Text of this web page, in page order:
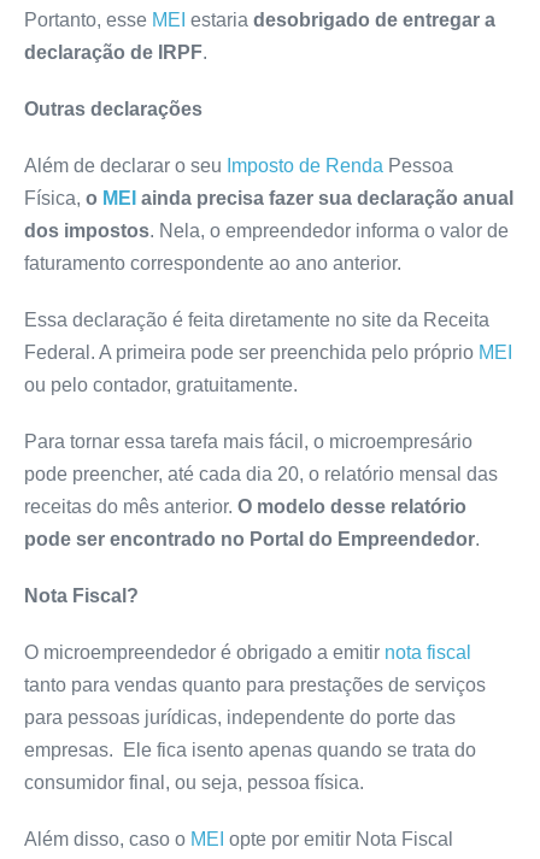
Portanto, esse MEI estaria desobrigado de entregar a
declaração de IRPF.
Outras declarações
Além de declarar o seu Imposto de Renda Pessoa
Física, o MEI ainda precisa fazer sua declaração anual
dos impostos. Nela, o empreendedor informa o valor de
faturamento correspondente ao ano anterior.
Essa declaração é feita diretamente no site da Receita
Federal. A primeira pode ser preenchida pelo próprio MEI
ou pelo contador, gratuitamente.
Para tornar essa tarefa mais fácil, o microempresário
pode preencher, até cada dia 20, o relatório mensal das
receitas do mês anterior. O modelo desse relatório
pode ser encontrado no Portal do Empreendedor.
Nota Fiscal?
O microempreendedor é obrigado a emitir nota fiscal
tanto para vendas quanto para prestações de serviços
para pessoas jurídicas, independente do porte das
empresas. Ele fica isento apenas quando se trata do
consumidor final, ou seja, pessoa física.
Além disso, caso o MEI opte por emitir Nota Fiscal